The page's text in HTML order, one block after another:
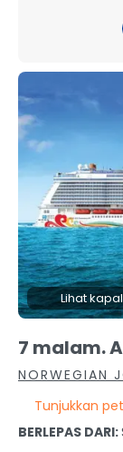
Lihat kapal
7 malam.
NORWEGIAN
Tunjukkan
BERLEPAS DARI: